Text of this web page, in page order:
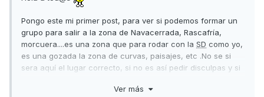
Pongo este mi primer post, para ver si podemos formar un
grupo para salir a la zona de Navacerrada, Rascafría,
morcuera....es una zona que para rodar con la SD como yo,
es una gozada la zona de curvas, paisajes, etc .No se si
sera aquí el lugar correcto, si no es así pedir disculpas y si
se apunten a rodar por esta zona y pasar un buen día.
Ver más